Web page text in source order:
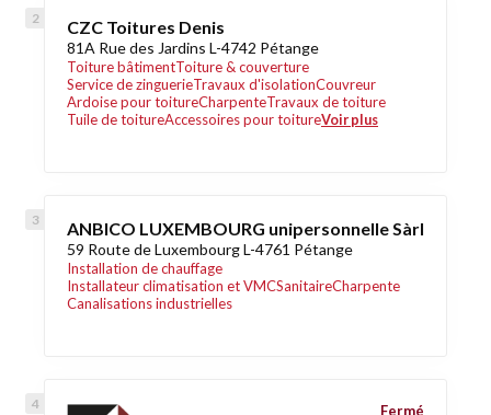
CZC Toitures Denis
81A Rue des Jardins L-4742 Pétange
Toiture bâtimentToiture & couverture
Service de zinguerieTravaux d'isolationCouvreur
Ardoise pour toitureCharpenteTravaux de toiture
Tuile de toitureAccessoires pour toitureVoir plus
ANBICO LUXEMBOURG unipersonnelle Sàrl
59 Route de Luxembourg L-4761 Pétange
Installation de chauffage
Installateur climatisation et VMCSanitaireCharpente
Canalisations industrielles
Fermé